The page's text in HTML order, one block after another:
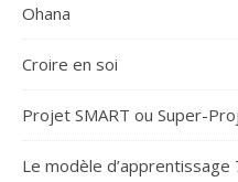
Ohana
Croire en soi
Projet SMART ou Super-
Le modèle d’apprentissage